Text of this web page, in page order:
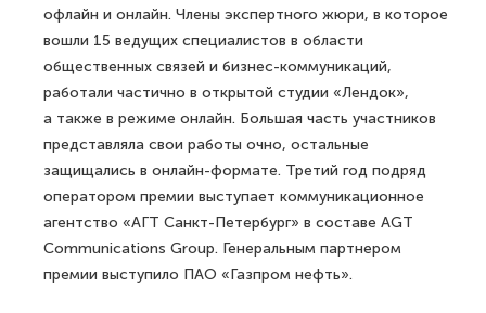
офлайн и онлайн. Члены экспертного жюри, в которое
вошли 15 ведущих специалистов в области
общественных связей и бизнес-коммуникаций,
работали частично в открытой студии «Лендок»,
а также в режиме онлайн. Большая часть участников
представляла свои работы очно, остальные
защищались в онлайн-формате. Третий год подряд
оператором премии выступает коммуникационное
агентство «АГТ Санкт-Петербург» в составе AGT
Communications Group. Генеральным партнером
премии выступило ПАО «Газпром нефть».